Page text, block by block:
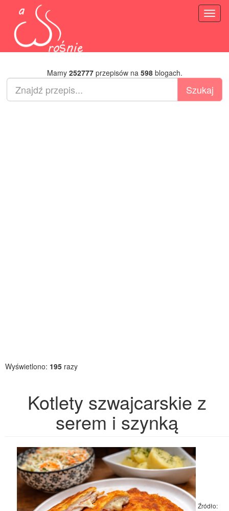
Mamy 252777przepisów na 598blogach.
Wyświetlono: 195 razy
Kotlety szwajcarskie z
serem i szynką
Źródło: